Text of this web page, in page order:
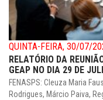
QUINTA-FEIRA, 30/07/
RELATÓRIO DA
GEAP NO DIA 29 DE
FENASPS: Cleuza Maria
Rodrigues, Márcio Paiva,